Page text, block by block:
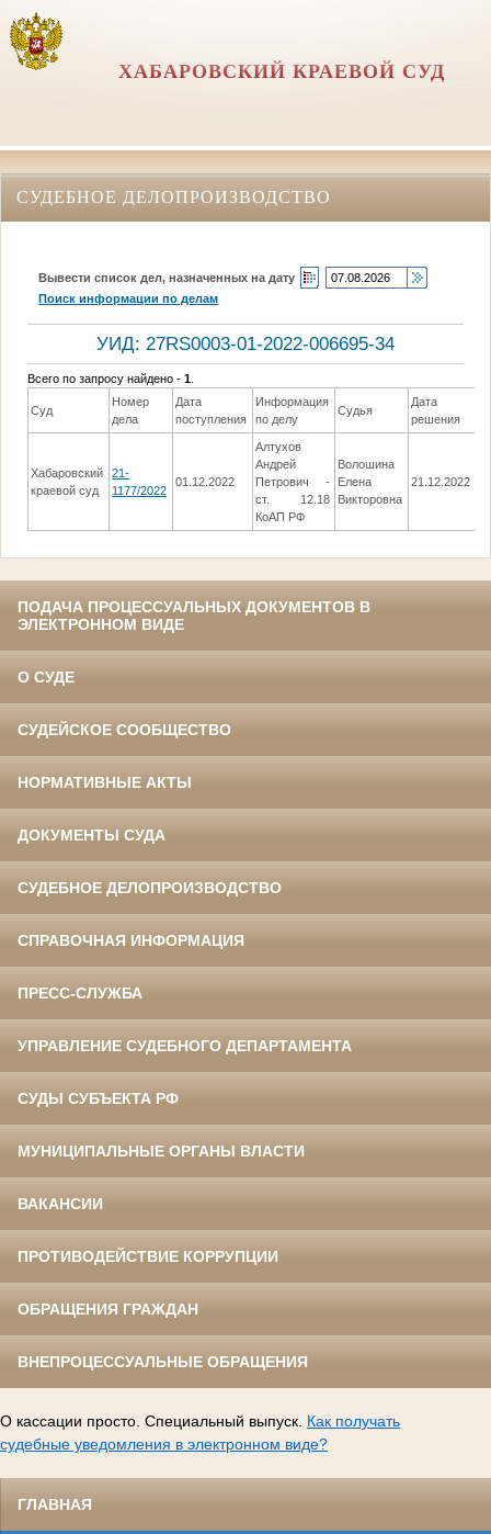
ХАБАРОВСКИЙ КРАЕВОЙ СУД
СУДЕБНОЕ ДЕЛОПРОИЗВОДСТВО
Вывести список дел, назначенных на дату
Поиск информации по делам
УИД: 27RS0003-01-2022-006695-34
Всего по запросу найдено -1
Суд
Номер
дела
Дата
поступления
Информация
по делу
Судья
Дата
решения
Хабаровский
краевой суд
21-
1177/2022
01.12.2022
Алтухов
Андрей
Петрович -
ст. 12.18
КоАП РФ
Волошина
Елена
Викторовна
21.12.2022
ПОДАЧА ПРОЦЕССУАЛЬНЫХ ДОКУМЕНТОВ В
ЭЛЕКТРОННОМ ВИДЕ
О СУДЕ
СУДЕЙСКОЕ СООБЩЕСТВО
НОРМАТИВНЫЕ АКТЫ
ДОКУМЕНТЫ СУДА
СУДЕБНОЕ ДЕЛОПРОИЗВОДСТВО
СПРАВОЧНАЯ ИНФОРМАЦИЯ
ПРЕСС-СЛУЖБА
УПРАВЛЕНИЕ СУДЕБНОГО ДЕПАРТАМЕНТА
СУДЫ СУБЪЕКТА РФ
МУНИЦИПАЛЬНЫЕ ОРГАНЫ ВЛАСТИ
ВАКАНСИИ
ПРОТИВОДЕЙСТВИЕ КОРРУПЦИИ
ОБРАЩЕНИЯ ГРАЖДАН
ВНЕПРОЦЕССУАЛЬНЫЕ ОБРАЩЕНИЯ
О кассации просто. Специальный выпуск. Как получать
судебные уведомления в электронном виде?
ГЛАВНАЯ